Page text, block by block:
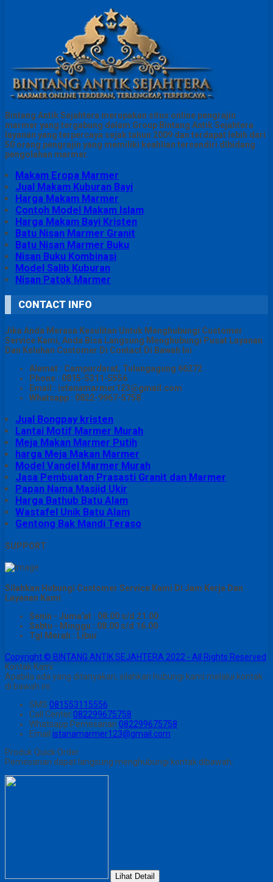
Bintang Antik Sejahtera merupakan situs online pengrajin
marmer yang tergabung dalam Group Bintang Antik Sejahtera
layanan yang terpercaya sejak tahun 2009 dan terdapat lebih dari
50 orang pengrajin yang memiliki keahlian tersendiri dibidang
pengolahan marmer.
Makam Eropa Marmer
Jual Makam Kuburan Bayi
Harga Makam Marmer
Contoh Model Makam Islam
Harga Makam Bayi Kristen
Batu Nisan Marmer Granit
Batu Nisan Marmer Buku
Nisan Buku Kombinasi
Model Salib Kuburan
Nisan Patok Marmer
CONTACT INFO
Jika Anda Merasa Kesulitan Untuk Menghubungi Customer
Service Kami, Anda Bisa Langsung Menghubungi Pusat Layanan
Dan Keluhan Customer Di Contact Di Bawah Ini
Alamat : Campurdarat, Tulungagung 66272
Phone : 0815-5311-5556
Email : istanamarmer123@gmail.com
Whatsapp : 0822-9967-5758
Jual Bongpay kristen
Lantai Motif Marmer Murah
Meja Makan Marmer Putih
harga Meja Makan Marmer
Model Vandel Marmer Murah
Jasa Pembuatan Prasasti Granit dan Marmer
Papan Nama Masjid Ukir
Harga Bathub Batu Alam
Wastafel Unik Batu Alam
Gentong Bak Mandi Teraso
SUPPORT
Silahkan Hubungi Customer Service Kami Di Jam Kerja Dan
Layanan Kami
Senin - Juma'at : 08.00 s/d 21.00
Sabtu - Minggu : 08.00 s/d 16.00
Tgl Merah : Libur
Copyright © BINTANG ANTIK SEJAHTERA 2022 - All Rights Reserved
Kontak Kami
Apabila ada yang ditanyakan, silahkan hubungi kami melalui kontak
di bawah ini.
SMS 081553115556
Call Center 082299675758
Whatsapp Pemesanan 082299675758
Email istanamarmer123@gmail.com
Produk Quick Order
Pemesanan dapat langsung menghubungi kontak dibawah:
Lihat Detail